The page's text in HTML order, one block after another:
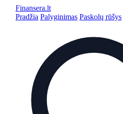
Finansera.lt
Pradžia Palyginimas Paskolų rūšys